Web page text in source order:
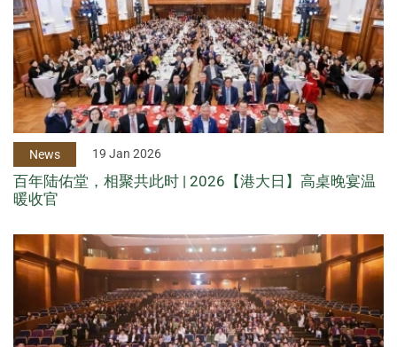
News 19 Jan 2026
百年陆佑堂，相聚共此时 | 2026【港大日】高桌晚宴温
暖收官